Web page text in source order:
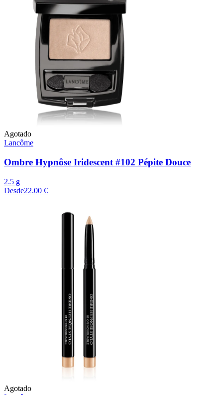
Agotado
Lancôme
Ombre Hypnôse Iridescent #102 Pépite Douce
2.5 g
Desde22.00 €
Agotado